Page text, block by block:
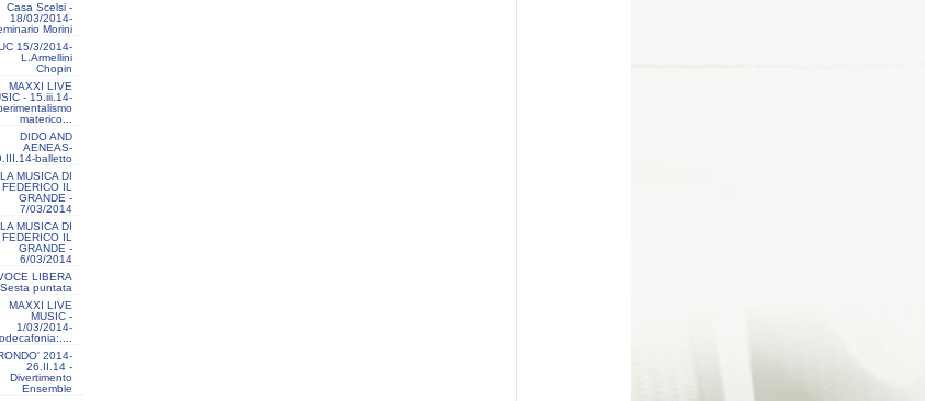
Casa Scelsi -
18/03/2014-
Morini
15/3/2014-
L.Armellini
Chopin
MAXXI LIVE
- 15.iii.14-
materico...
DIDO AND
AENEAS-
balletto
LA MUSICA DI
FEDERICO IL
GRANDE -
7/03/2014
LA MUSICA DI
FEDERICO IL
GRANDE -
6/03/2014
LIBERA
Sesta puntata
MAXXI LIVE
MUSIC -
1/03/2014-
2014-
26.II.14 -
Divertimento
Ensemble